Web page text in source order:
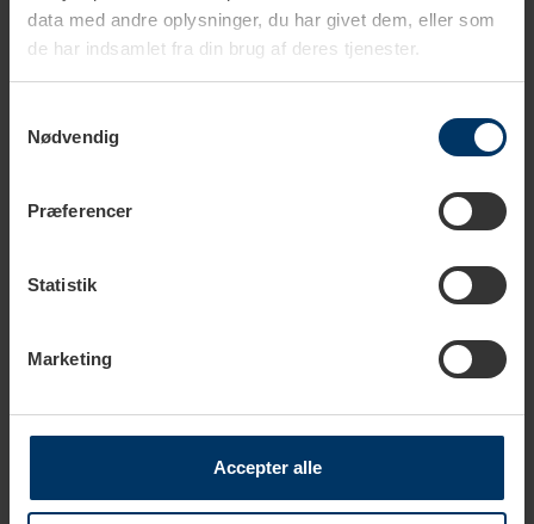
data med andre oplysninger, du har givet dem, eller som
de har indsamlet fra din brug af deres tjenester.
Nødvendig
Præferencer
Statistik
Marketing
Accepter alle
1-2 hverdage
Rigtig Kaffe Indonesien No. 9
- 400g Hele kaffebønner
159,95 DKK
1-2 hverdage
Thermos Termokrus 350 ml
Sort
129,95 DKK